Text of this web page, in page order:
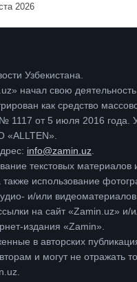
2026
Узбекистана.
начал свою
как средство
№ 1117 от 5 июля 2016 года.
info@zamin.uz
текстовых материалов
использование
и/или
на сайт «Zamin.uz» и/
издания «Zamin».
в авторских
и могут не отражать